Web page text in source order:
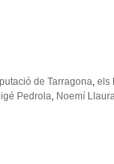
de Tarragona, els
Pedrola, Noemí